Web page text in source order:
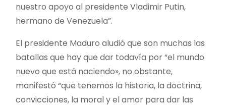
nuestro apoyo al presidente Vladimir Putin,
hermano de Venezuela”.
El presidente Maduro aludió que son muchas las
batallas que hay que dar todavía por “el mundo
nuevo que está naciendo», no obstante,
manifestó “que tenemos la historia, la doctrina,
convicciones, la moral y el amor para dar las